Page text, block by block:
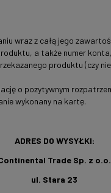
wraz z całą jego
a także numer
produktu (czy
o pozytywnym
wykonany na kartę.
ADRES DO WYSYŁKI:
Trade Sp. z o.o.
ul. Stara 23